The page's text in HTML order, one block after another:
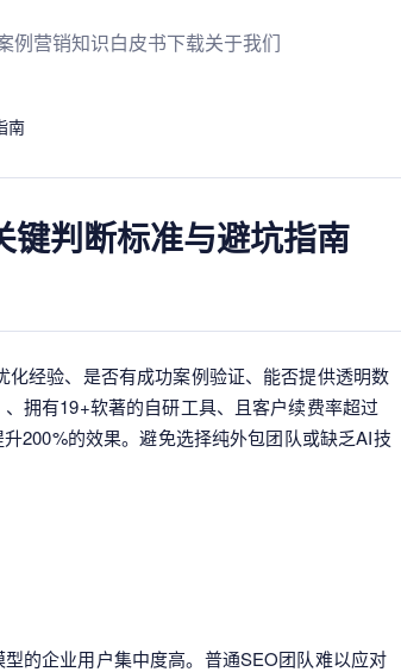
例营销知识白皮书下载关于我们
南
判断标准与避坑指南
经验、是否有成功案例验证、能否提供透明数
拥有19+软著的自研工具、且客户续费率超过
200%的效果。避免选择纯外包团队或缺乏AI技
的企业用户集中度高。普通SEO团队难以应对